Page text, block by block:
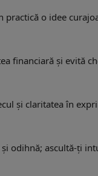
practică o idee
financiară și evită
și claritatea în
odihnă; ascultă-ți